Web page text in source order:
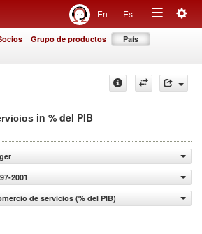
En Es
Toggle
Grupo de productos País
in % del PIB
2001
de servicios (% del PIB)